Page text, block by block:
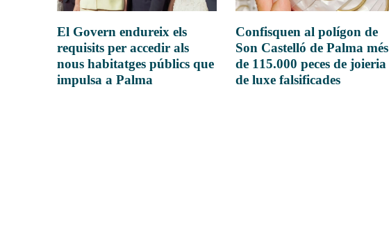
El Govern endureix els
requisits per accedir als
nous habitatges públics que
impulsa a Palma
Confisquen al polígon de
Son Castelló de Palma més
de 115.000 peces de joieria
de luxe falsificades